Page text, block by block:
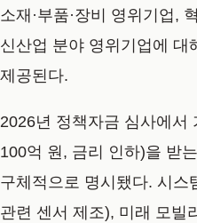
소재·부품·장비 영위기업,
신산업 분야 영위기업에 대
제공된다.
2026년 정책자금 심사에서
100억 원, 금리 인하)을 받
구체적으로 명시됐다. 시스
관련 센서 제조), 미래 모빌